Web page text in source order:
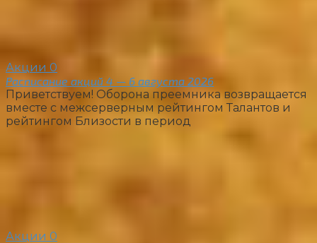
Акции 0
Расписание акций 4 — 6 августа 2026
Приветствуем! Оборона преемника возвращается
вместе с межсерверным рейтингом Талантов и
рейтингом Близости в период
Акции 0